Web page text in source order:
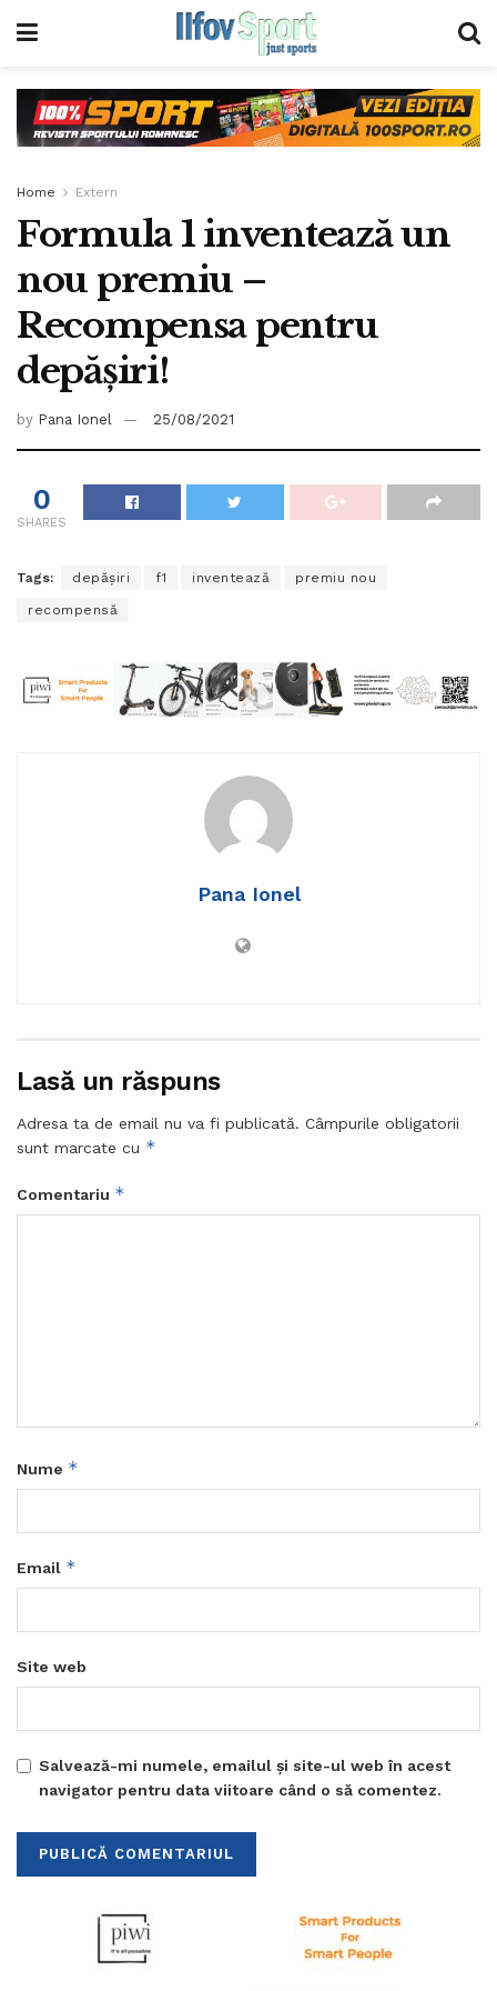
Home Extern
Formula 1 inventează un
nou premiu –
Recompensa pentru
depășiri!
by Pana Ionel 25/08/2021
0
SHARES
Tags: depășiri f1 inventează premiu nou
recompensă
Pana Ionel
Lasă un răspuns
Adresa ta de email nu va fi publicată. Câmpurile obligatorii
sunt marcate cu *
Comentariu *
Nume *
Email *
Site web
Salvează-mi numele, emailul și site-ul web în acest
navigator pentru data viitoare când o să comentez.